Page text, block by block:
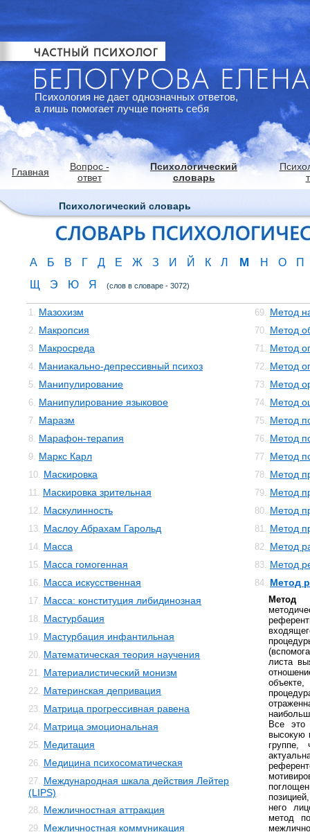
Психология не дает однозначных ответов,
а лишь помогает лучше понять себя
Главная
Вопрос -
ответ
Психологический
словарь
Психологический словарь
А Б В Г Д Е Ж З И Й К Л М Н О
П
Щ
Э Ю Я (слов в словаре - 3072)
1. Мазохизм
2. Макропсия
3. Макросреда
4. Маниакально-депрессивный психоз
5. Манипулирование
6. Манипулирование языковое
7. Маразм
8. Марафон-терапия
9. Маркс Карл
10. Маскировка
11. Маскировка зрительная
12. Маскулинность
13. Маслоу Абрахам Гарольд
14. Масса
15. Масса гомогенная
16. Масса искусственная
17. Масса: конституция либидинозная
18. Мастурбация
19. Мастурбация инфантильная
20. Математическая теория научения
21. Материалистический монизм
22. Материнская депривация
23. Матрица прогрессивная равена
24. Матрица эмоциональная
25. Медитация
26. Медицина психосоматическая
27. Международная шкала действия Лейтер
(LIPS)
28. Межличностная аттракция
29. Межличностная коммуникация
69. Метод
70. Метод
71. Метод
72. Метод
73. Метод
74. Метод
75. Метод
76. Метод
77. Метод
78. Метод
79. Метод
80. Метод
81. Метод
82. Метод
83. Метод
84. Метод
Метод
листа
Все это
высокую
группе,
него
метод